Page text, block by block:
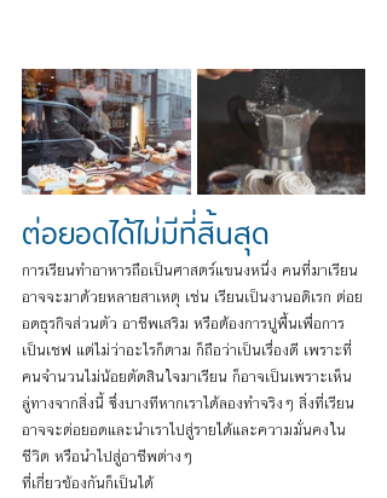
ต่อยอดได้ไม่มีที่สิ้นสุด
การเรียนทำอาหารถือเป็นศาสตร์แขนงหนึ่ง คนที่มาเรียน
อาจจะมาด้วยหลายสาเหตุ เช่น เรียนเป็นงานอดิเรก ต่อย
อดธุรกิจส่วนตัว อาชีพเสริม หรือต้องการปูพื้นเพื่อการ
เป็นเชฟ แต่ไม่ว่าอะไรก็ตาม ก็ถือว่าเป็นเรื่องดี เพราะที่
คนจำนวนไม่น้อยตัดสินใจมาเรียน ก็อาจเป็นเพราะเห็น
ลู่ทางจากสิ่งนี้ ซึ่งบางทีหากเราได้ลองทำจริงๆ สิ่งที่เรียน
อาจจะต่อยอดและนำเราไปสู่รายได้และความมั่นคงใน
ชีวิต หรือนำไปสู่อาชีพต่างๆ
ที่เกี่ยวข้องกันก็เป็นได้